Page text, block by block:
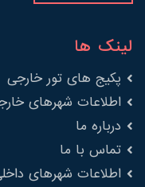
لینک ها
پکیج های تور خارجی
اطلاعات شهرهای خارجی
درباره ما
تماس با ما
اطلاعات شهرهای داخلی